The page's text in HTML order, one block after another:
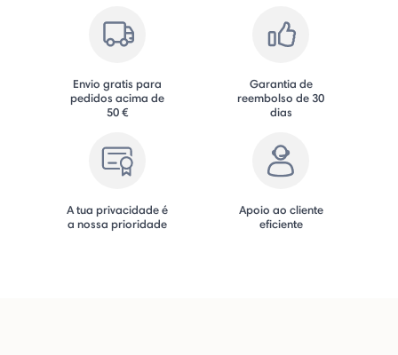
Envio gratis para
pedidos acima de
50 €
Garantia de
reembolso de 30
dias
A tua privacidade é
a nossa prioridade
Apoio ao cliente
eficiente